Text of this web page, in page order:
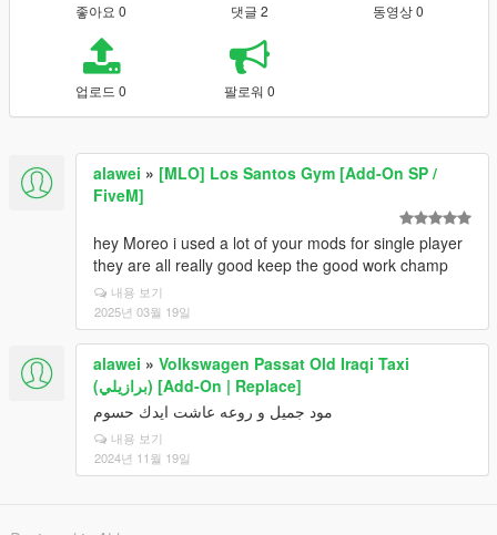
좋아요 0 댓글 2 동영상 0
업로드 0 팔로워 0
alawei » [MLO] Los Santos Gym [Add-On SP /
FiveM]
hey Moreo i used a lot of your mods for single player
they are all really good keep the good work champ
내용 보기
2025년 03월 19일
alawei » Volkswagen Passat Old Iraqi Taxi
(برازيلي) [Add-On | Replace]
مود جميل و روعه عاشت ايدك حسوم
내용 보기
2024년 11월 19일